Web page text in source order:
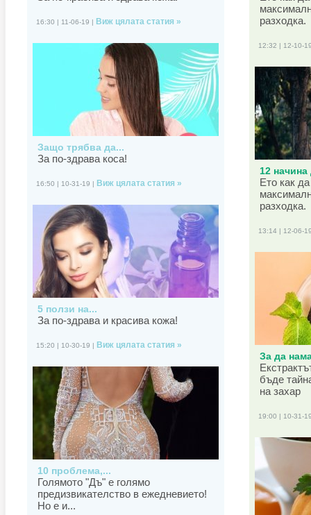
16:30 | 11-06-19 | Виж цялата статия »
Защо трябва да...
За по-здрава коса!
16:50 | 10-31-19 | Виж цялата статия »
5 ползи на...
За по-здрава и красива кожа!
15:20 | 10-30-19 | Виж цялата статия »
10 проблема,...
Голямото "Дъ" е голямо
предизвикателство в ежедневието!
Но е и...
разходка.
12:32 | 12-10-
12 начина
Ето как
разходка.
13:14 | 12-06-
За да
бъде
на захар
19:00 | 10-31-